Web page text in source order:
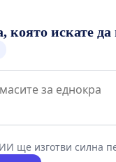
искате да
ще изготви силна